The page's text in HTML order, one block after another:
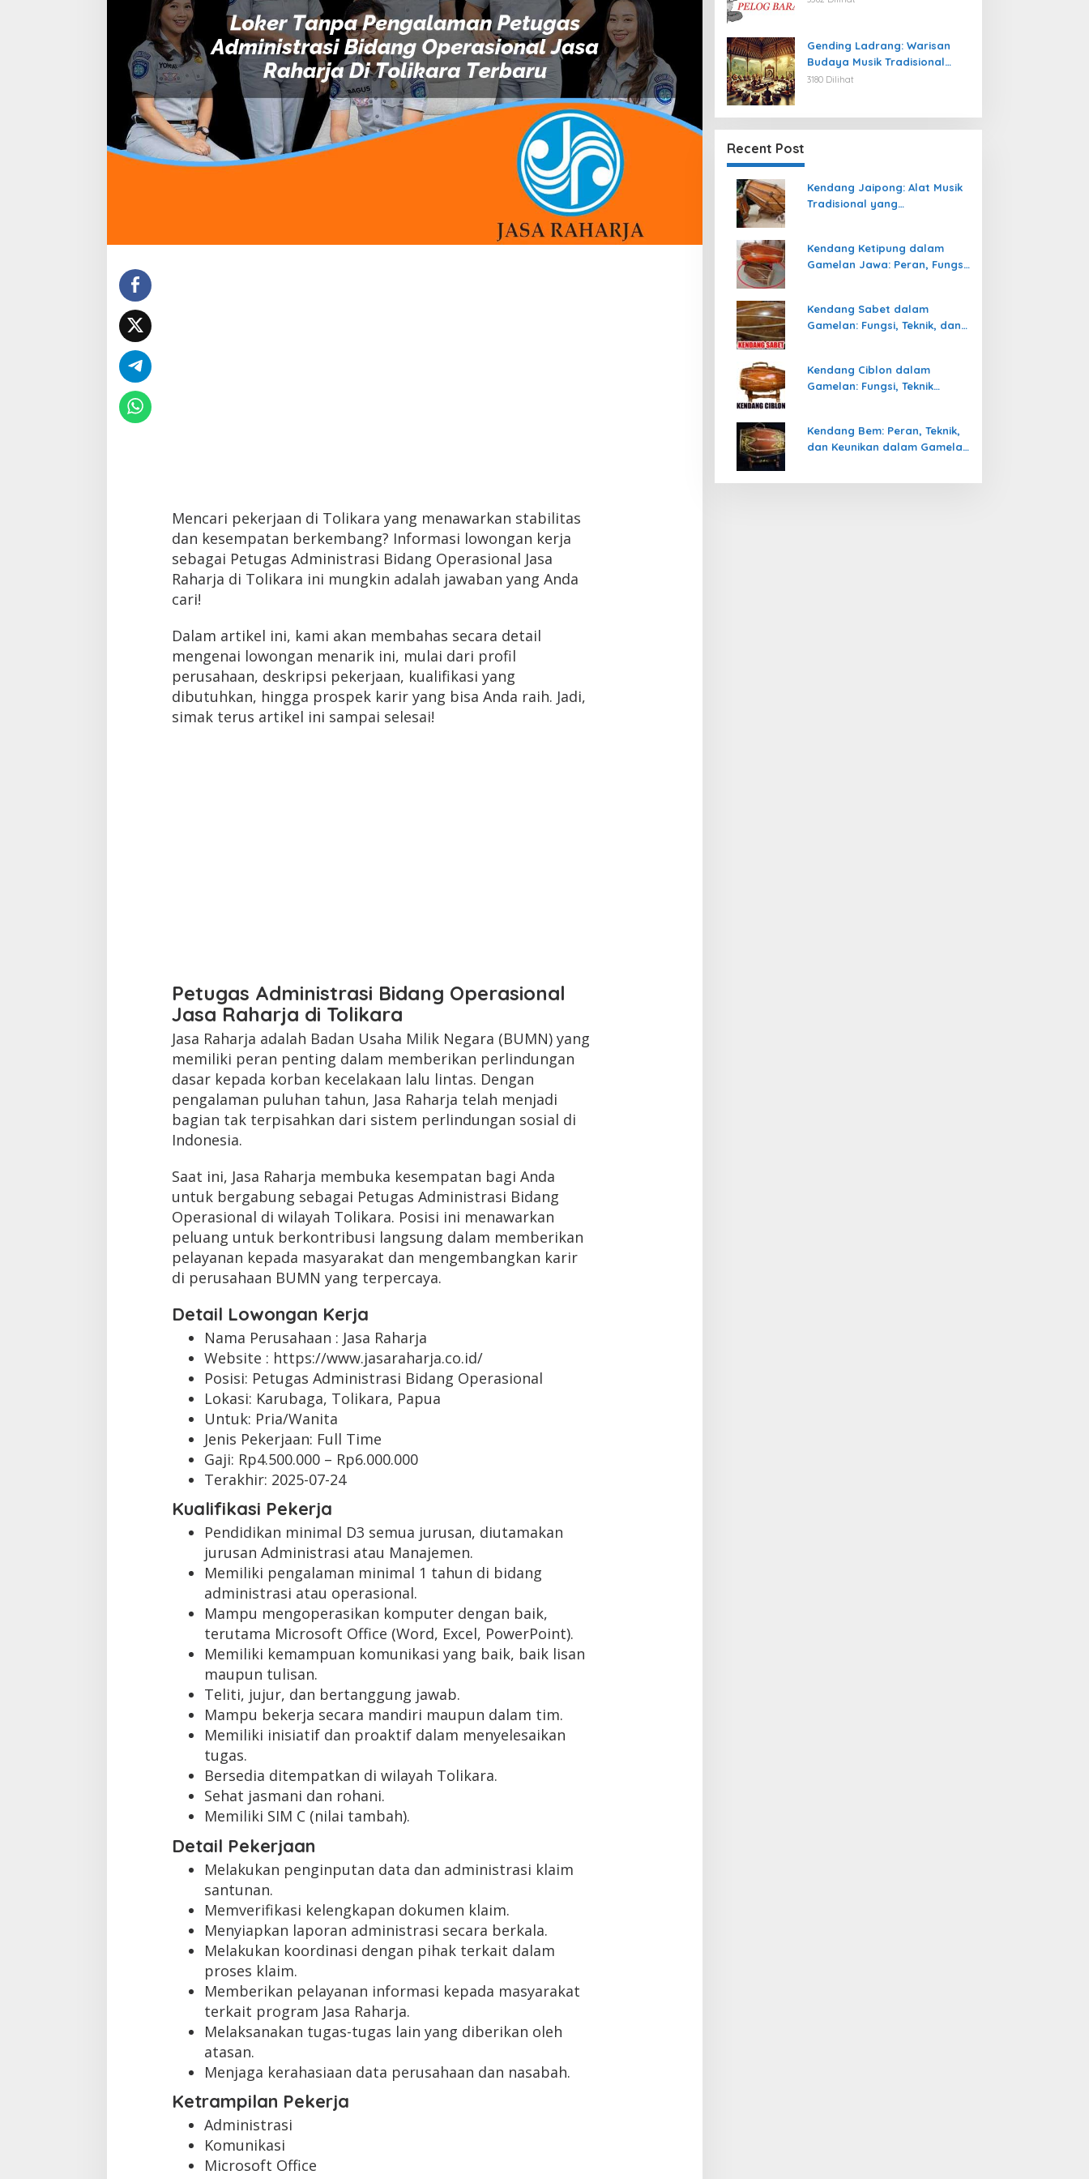
Mencari pekerjaan di Tolikara yang menawarkan stabilitas
dan kesempatan berkembang? Informasi lowongan kerja
sebagai Petugas Administrasi Bidang Operasional Jasa
Raharja di Tolikara ini mungkin adalah jawaban yang Anda
cari!
Dalam artikel ini, kami akan membahas secara detail
mengenai lowongan menarik ini, mulai dari profil
perusahaan, deskripsi pekerjaan, kualifikasi yang
dibutuhkan, hingga prospek karir yang bisa Anda raih. Jadi,
simak terus artikel ini sampai selesai!
Petugas Administrasi Bidang Operasional
Jasa Raharja di Tolikara
Jasa Raharja adalah Badan Usaha Milik Negara (BUMN) yang
memiliki peran penting dalam memberikan perlindungan
dasar kepada korban kecelakaan lalu lintas. Dengan
pengalaman puluhan tahun, Jasa Raharja telah menjadi
bagian tak terpisahkan dari sistem perlindungan sosial di
Indonesia.
Saat ini, Jasa Raharja membuka kesempatan bagi Anda
untuk bergabung sebagai Petugas Administrasi Bidang
Operasional di wilayah Tolikara. Posisi ini menawarkan
peluang untuk berkontribusi langsung dalam memberikan
pelayanan kepada masyarakat dan mengembangkan karir
di perusahaan BUMN yang terpercaya.
Detail Lowongan Kerja
Nama Perusahaan : Jasa Raharja
Website : https://www.jasaraharja.co.id/
Posisi: Petugas Administrasi Bidang Operasional
Lokasi: Karubaga, Tolikara, Papua
Untuk: Pria/Wanita
Jenis Pekerjaan: Full Time
Gaji: Rp4.500.000– Rp6.000.000
Terakhir: 2025-07-24
Kualifikasi Pekerja
Pendidikan minimal D3 semua jurusan, diutamakan
jurusan Administrasi atau Manajemen.
Memiliki pengalaman minimal 1 tahun di bidang
administrasi atau operasional.
Mampu mengoperasikan komputer dengan baik,
terutama Microsoft Office (Word, Excel, PowerPoint).
Memiliki kemampuan komunikasi yang baik, baik lisan
maupun tulisan.
Teliti, jujur, dan bertanggung jawab.
Mampu bekerja secara mandiri maupun dalam tim.
Memiliki inisiatif dan proaktif dalam menyelesaikan
tugas.
Bersedia ditempatkan di wilayah Tolikara.
Sehat jasmani dan rohani.
Memiliki SIM C (nilai tambah).
Detail Pekerjaan
Melakukan penginputan data dan administrasi klaim
santunan.
Memverifikasi kelengkapan dokumen klaim.
Menyiapkan laporan administrasi secara berkala.
Melakukan koordinasi dengan pihak terkait dalam
proses klaim.
Memberikan pelayanan informasi kepada masyarakat
terkait program Jasa Raharja.
Melaksanakan tugas-tugas lain yang diberikan oleh
atasan.
Menjaga kerahasiaan data perusahaan dan nasabah.
Ketrampilan Pekerja
Administrasi
Komunikasi
Microsoft Office
Gending Ladrang: Warisan
Budaya Musik Tradisional
Jawa yang Abadi
3180 Dilihat
Recent Post
Kendang Jaipong: Alat Musik
Tradisional yang
Kendang Ketipung dalam
Gamelan Jawa: Peran, Fungsi,
Kendang Sabet dalam
Gamelan: Fungsi, Teknik, dan
Kendang Ciblon dalam
Gamelan: Fungsi, Teknik
Kendang Bem: Peran, Teknik,
dan Keunikan dalam Gamelan